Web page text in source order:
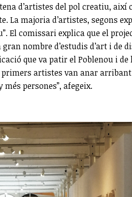
d’artistes del pol creatiu,
La majoria d’artistes, segons
El comissari explica que el
nombre d’estudis d’art i de
que va patir el Poblenou i
artistes van anar arribant
persones”, afegeix.